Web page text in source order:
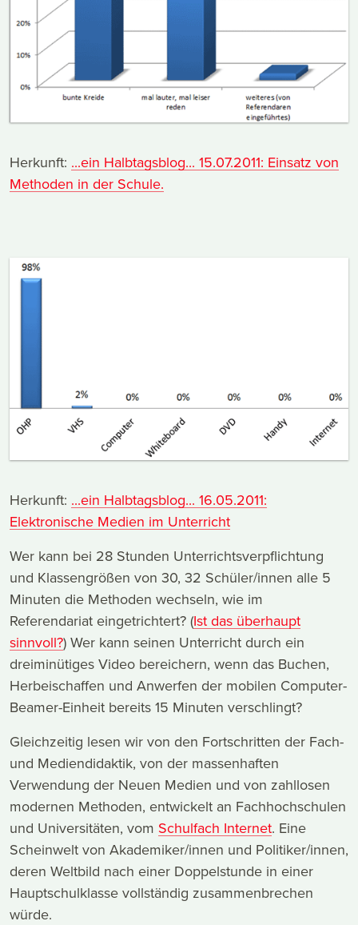
Herkunft: ...ein Halbtagsblog... 15.07.2011: Einsatz von
Methoden in der Schule.
Herkunft: ...ein Halbtagsblog... 16.05.2011:
Elektronische Medien im Unterricht
Wer kann bei 28 Stunden Unterrichtsverpflichtung
und Klassengrößen von 30, 32 Schüler/innen alle 5
Minuten die Methoden wechseln, wie im
Referendariat eingetrichtert? (Ist das überhaupt
sinnvoll?) Wer kann seinen Unterricht durch ein
dreiminütiges Video bereichern, wenn das Buchen,
Herbeischaffen und Anwerfen der mobilen Computer-
Beamer-Einheit bereits 15 Minuten verschlingt?
Gleichzeitig lesen wir von den Fortschritten der Fach-
und Mediendidaktik, von der massenhaften
Verwendung der Neuen Medien und von zahllosen
modernen Methoden, entwickelt an Fachhochschulen
und Universitäten, vom Schulfach Internet. Eine
Scheinwelt von Akademiker/innen und Politiker/innen,
deren Weltbild nach einer Doppelstunde in einer
Hauptschulklasse vollständig zusammenbrechen
würde.